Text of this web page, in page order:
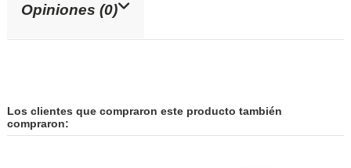
Opiniones (0)
Los clientes que compraron este producto también
compraron: